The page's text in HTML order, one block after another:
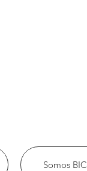
Somos BIC